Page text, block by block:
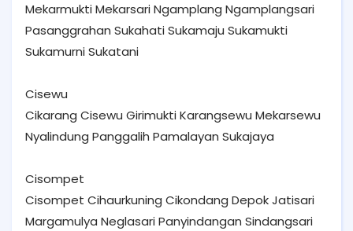
Mekarmukti Mekarsari Ngamplang Ngamplangsari
Pasanggrahan Sukahati Sukamaju Sukamukti
Sukamurni Sukatani
Cisewu
Cikarang Cisewu Girimukti Karangsewu Mekarsewu
Nyalindung Panggalih Pamalayan Sukajaya
Cisompet
Cisompet Cihaurkuning Cikondang Depok Jatisari
Margamulya Neglasari Panyindangan Sindangsari